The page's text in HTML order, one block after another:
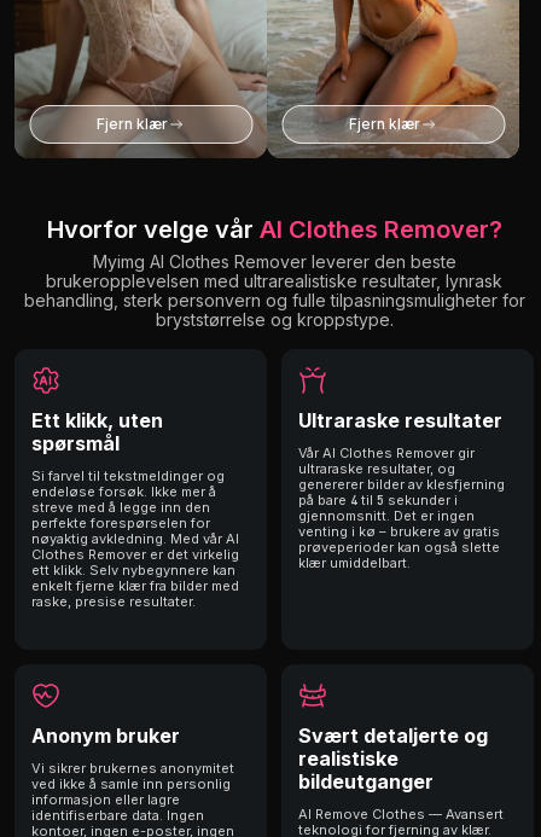
Fjern klær Fjern klær
Hvorfor velge vår AI Clothes Remover?
Myimg AI Clothes Remover leverer den beste
brukeropplevelsen med ultrarealistiske resultater, lynrask
behandling, sterk personvern og fulle tilpasningsmuligheter for
bryststørrelse og kroppstype.
Ett klikk, uten
spørsmål
Si farvel til tekstmeldinger og
endeløse forsøk. Ikke mer å
streve med å legge inn den
perfekte forespørselen for
nøyaktig avkledning. Med vår AI
Clothes Remover er det virkelig
ett klikk. Selv nybegynnere kan
enkelt fjerne klær fra bilder med
raske, presise resultater.
Ultraraske resultater
Vår AI Clothes Remover gir
ultraraske resultater, og
genererer bilder av klesfjerning
på bare 4 til 5 sekunder i
gjennomsnitt. Det er ingen
venting i kø – brukere av gratis
prøveperioder kan også slette
klær umiddelbart.
Anonym bruker
Vi sikrer brukernes anonymitet
ved ikke å samle inn personlig
informasjon eller lagre
identifiserbare data. Ingen
kontoer, ingen e-poster, ingen
Svært detaljerte og
realistiske
bildeutganger
AI Remove Clothes — Avansert
teknologi for fjerning av klær.